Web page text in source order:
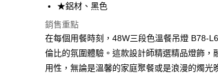
Google Pay
★鋁材、黑色
銷售重點
在每個用餐時刻，48W三段色溫餐吊燈 B78-
倫比的氛圍體驗。這款設計師精選精品燈飾，
用性，無論是溫馨的家庭聚餐或是浪漫的燭光